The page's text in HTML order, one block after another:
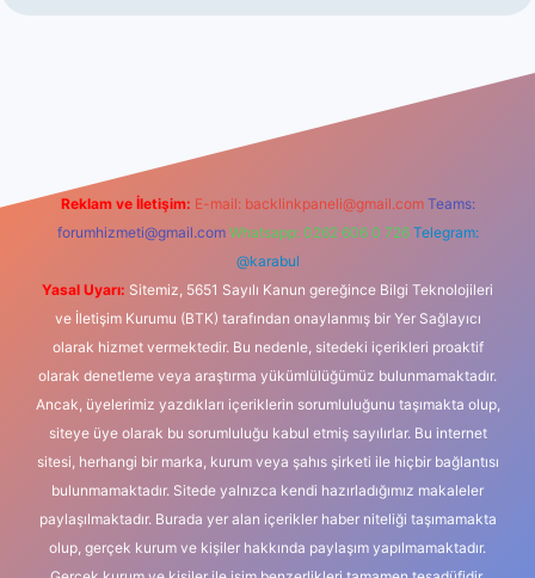
Reklam ve İletişim: E-mail: backlinkpaneli@gmail.com Teams:
forumhizmeti@gmail.com Whatsapp: 0262 606 0 726 Telegram:
@karabul
Yasal Uyarı: Sitemiz, 5651 Sayılı Kanun gereğince Bilgi Teknolojileri
ve İletişim Kurumu (BTK) tarafından onaylanmış bir Yer Sağlayıcı
olarak hizmet vermektedir. Bu nedenle, sitedeki içerikleri proaktif
olarak denetleme veya araştırma yükümlülüğümüz bulunmamaktadır.
Ancak, üyelerimiz yazdıkları içeriklerin sorumluluğunu taşımakta olup,
siteye üye olarak bu sorumluluğu kabul etmiş sayılırlar. Bu internet
sitesi, herhangi bir marka, kurum veya şahıs şirketi ile hiçbir bağlantısı
bulunmamaktadır. Sitede yalnızca kendi hazırladığımız makaleler
paylaşılmaktadır. Burada yer alan içerikler haber niteliği taşımamakta
olup, gerçek kurum ve kişiler hakkında paylaşım yapılmamaktadır.